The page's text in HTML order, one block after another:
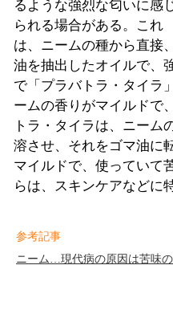
るような強烈な匂いに感
られる場合がある。これ
は、ニームの種から直接、
油を抽出したオイルで、
で「プラバトラ・タイラ
ームの香りがマイルドで
トラ・タイラは、ニーム
溶させ、それをゴマ油に
マイルドで、使っていて
らは、スキンケアなどに
参考記事
ニーム…現代病の原因は苦味